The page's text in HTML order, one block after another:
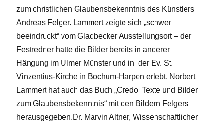
zum christlichen Glaubensbekenntnis des Künstlers
Andreas Felger. Lammert zeigte sich „schwer
beeindruckt“ vom Gladbecker Ausstellungsort – der
Festredner hatte die Bilder bereits in anderer
Hängung im Ulmer Münster und in der Ev. St.
Vinzentius-Kirche in Bochum-Harpen erlebt. Norbert
Lammert hat auch das Buch „Credo: Texte und Bilder
zum Glaubensbekenntnis“ mit den Bildern Felgers
herausgegeben.Dr. Marvin Altner, Wissenschaftlicher